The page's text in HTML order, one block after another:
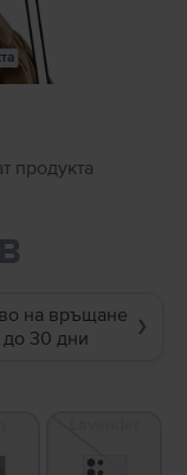
продукта
на връщане
до 30 дни
❯